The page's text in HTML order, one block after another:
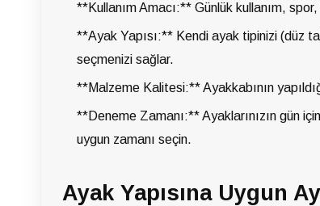
**Kullanım Amacı:** Günlük kullanım,
**Ayak Yapısı:** Kendi ayak tipinizi (düz
seçmenizi sağlar.
**Malzeme Kalitesi:** Ayakkabının
**Deneme Zamanı:** Ayaklarınızın gün
uygun zamanı seçin.
Ayak Yapısına Uygun